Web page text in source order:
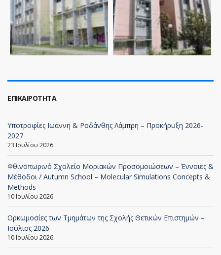
ΕΠΙΚΑΙΡΌΤΗΤΑ
Υποτροφίες Ιωάννη & Ροδάνθης Λάμπρη – Προκήρυξη 2026-
2027
23 Ιουλίου 2026
Φθινοπωρινό Σχολείο Μοριακών Προσομοιώσεων – Έννοιες &
Μέθοδοι / Autumn School – Molecular Simulations Concepts &
Methods
10 Ιουλίου 2026
Ορκωμοσίες των Τμημάτων της Σχολής Θετικών Επιστημών –
Ιούλιος 2026
10 Ιουλίου 2026